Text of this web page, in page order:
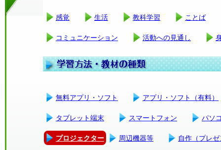
感覚 生活 教科学習 ことば
コミュニケーション 活動への見通し
無料アプリ・ソフト アプリ・ソフト（有料）
タブレット端末 スマートフォン パソ
プロジェクター 周辺機器等 自作（プレ